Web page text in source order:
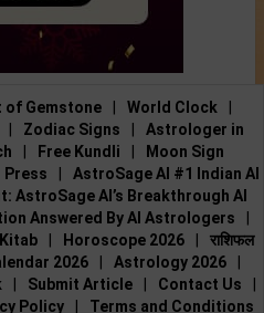
of Gemstone World Clock
Zodiac Signs
Astrologer in
Free Kundli
Moon Sign
Press
AstroSage AI #1 Indian AI
AstroSage AI’s Breakthrough AI
Answered By AI Astrologers
Horoscope 2026
राशिफल
2026 Astrology 2026
Submit Article Contact Us
Policy Terms and Conditions